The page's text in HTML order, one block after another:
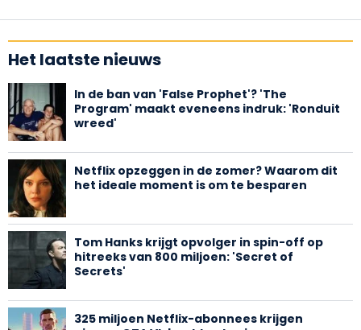
Het laatste nieuws
In de ban van 'False Prophet'? 'The
Program' maakt eveneens indruk: 'Ronduit
wreed'
Netflix opzeggen in de zomer? Waarom dit
het ideale moment is om te besparen
Tom Hanks krijgt opvolger in spin-off op
hitreeks van 800 miljoen: 'Secret of
Secrets'
325 miljoen Netflix-abonnees krijgen